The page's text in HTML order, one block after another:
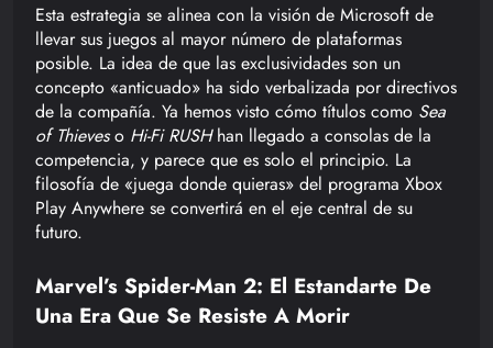
Esta estrategia se alinea con la visión de Microsoft de
llevar sus juegos al mayor número de plataformas
posible. La idea de que las exclusividades son un
concepto «anticuado» ha sido verbalizada por directivos
de la compañía. Ya hemos visto cómo títulos como Sea
of Thieveso Hi-Fi RUSHhan llegado a consolas de la
competencia, y parece que es solo el principio. La
filosofía de «juega donde quieras» del programa Xbox
Play Anywhere se convertirá en el eje central de su
futuro.
Marvel’s Spider-Man 2: El Estandarte De
Una Era Que Se Resiste A Morir